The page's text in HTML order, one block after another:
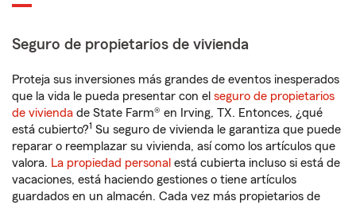
Seguro de propietarios de vivienda
Proteja sus inversiones más grandes de eventos inesperados
que la vida le pueda presentar con el seguro de propietarios
de vivienda de State Farm® en Irving, TX. Entonces, ¿qué
está cubierto?1 Su seguro de vivienda le garantiza que puede
reparar o reemplazar su vivienda, así como los artículos que
valora. La propiedad personal está cubierta incluso si está de
vacaciones, está haciendo gestiones o tiene artículos
guardados en un almacén. Cada vez más propietarios de